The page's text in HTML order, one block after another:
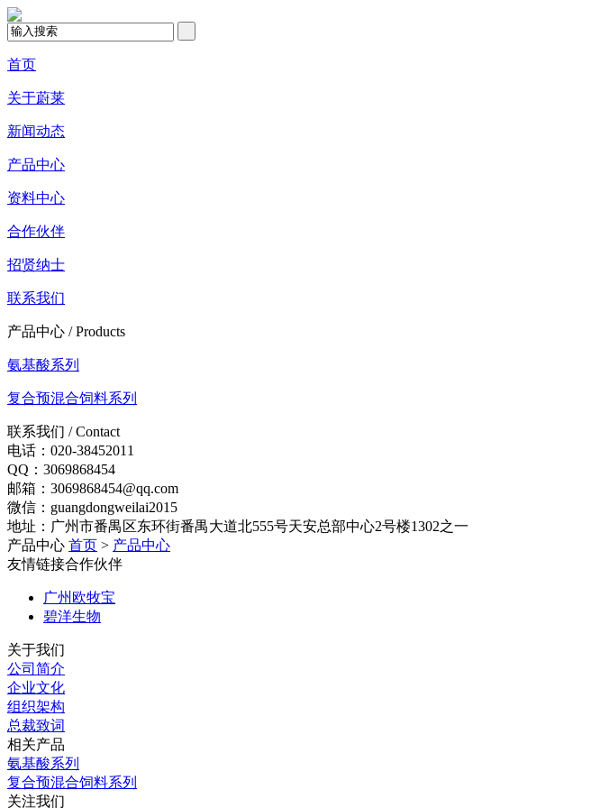
首页
关于蔚莱
新闻动态
产品中心
资料中心
合作伙伴
招贤纳士
联系我们
产品中心 /Products
氨基酸系列
复合预混合饲料系列
联系我们 /Contact
电话：020-38452011
QQ：3069868454
邮箱：3069868454@qq.com
微信：guangdongweilai2015
地址：广州市番禺区东环街番禺大道北555号天安总部中心2号楼1302之一
产品中心 首页 > 产品中心
友情链接合作伙伴
广州欧牧宝
碧洋生物
关于我们
公司简介
企业文化
组织架构
总裁致词
相关产品
氨基酸系列
复合预混合饲料系列
关注我们